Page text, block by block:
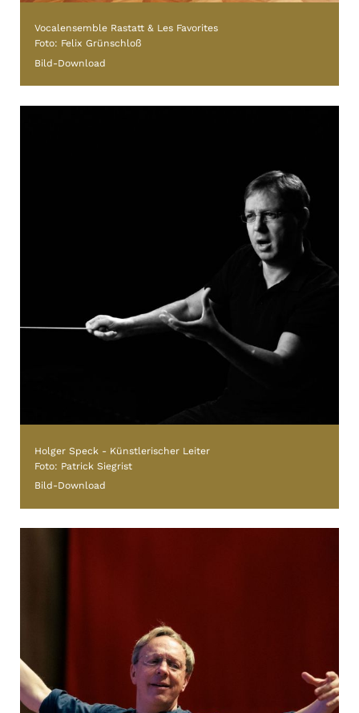
Vocalensemble Rastatt & Les Favorites
Foto: Felix Grünschloß
Bild-Download
Holger Speck - Künstlerischer Leiter
Foto: Patrick Siegrist
Bild-Download